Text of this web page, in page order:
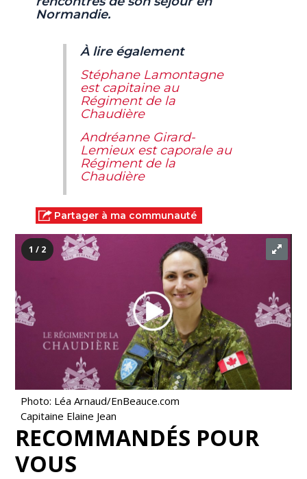
Normandie.
À lire également
Stéphane Lamontagne
est capitaine au
Régiment de la
Chaudière
Andréanne Girard-
Lemieux est caporale au
Régiment de la
Chaudière
Partager à ma communauté
1 / 2
Photo: Léa Arnaud/EnBeauce.com
Capitaine Elaine Jean
RECOMMANDÉS POUR
VOUS